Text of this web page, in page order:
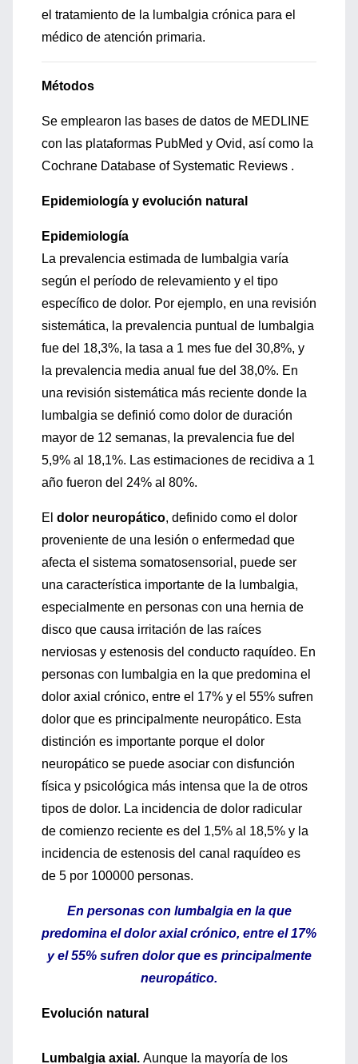
el tratamiento de la lumbalgia crónica para el
médico de atención primaria.
Métodos
Se emplearon las bases de datos de MEDLINE
con las plataformas PubMed y Ovid, así como la
Cochrane Database of Systematic Reviews .
Epidemiología y evolución natural
Epidemiología
La prevalencia estimada de lumbalgia varía
según el período de relevamiento y el tipo
específico de dolor. Por ejemplo, en una revisión
sistemática, la prevalencia puntual de lumbalgia
fue del 18,3%, la tasa a 1 mes fue del 30,8%, y
la prevalencia media anual fue del 38,0%. En
una revisión sistemática más reciente donde la
lumbalgia se definió como dolor de duración
mayor de 12 semanas, la prevalencia fue del
5,9% al 18,1%. Las estimaciones de recidiva a 1
año fueron del 24% al 80%.
El dolor neuropático, definido como el dolor
proveniente de una lesión o enfermedad que
afecta el sistema somatosensorial, puede ser
una característica importante de la lumbalgia,
especialmente en personas con una hernia de
disco que causa irritación de las raíces
nerviosas y estenosis del conducto raquídeo. En
personas con lumbalgia en la que predomina el
dolor axial crónico, entre el 17% y el 55% sufren
dolor que es principalmente neuropático. Esta
distinción es importante porque el dolor
neuropático se puede asociar con disfunción
física y psicológica más intensa que la de otros
tipos de dolor. La incidencia de dolor radicular
de comienzo reciente es del 1,5% al 18,5% y la
incidencia de estenosis del canal raquídeo es
de 5 por 100000 personas.
En personas con lumbalgia en la que
predomina el dolor axial crónico, entre el 17%
y el 55% sufren dolor que es principalmente
neuropático.
Evolución natural
Lumbalgia axial. Aunque la mayoría de los